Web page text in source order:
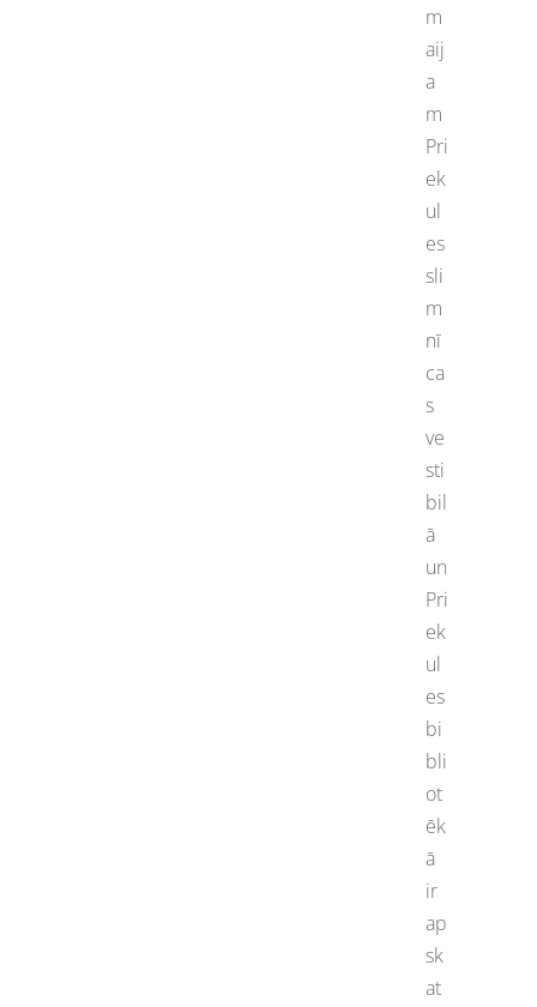
m
aij
a
m
Pri
ek
ul
es
sli
m
nī
ca
s
ve
sti
bil
ā
un
Pri
ek
ul
es
bi
bli
ot
ēk
ā
ir
ap
sk
at